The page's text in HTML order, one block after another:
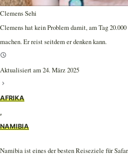
Clemens Sehi
Clemens hat kein Problem damit, am Tag
machen. Er reist seitdem er denken kann.
Aktualisiert am 24. März 2025
AFRIKA
,
NAMIBIA
Namibia ist eines der besten Reiseziele für